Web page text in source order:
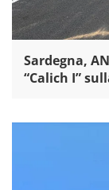
Sardegna,
“Calich I”